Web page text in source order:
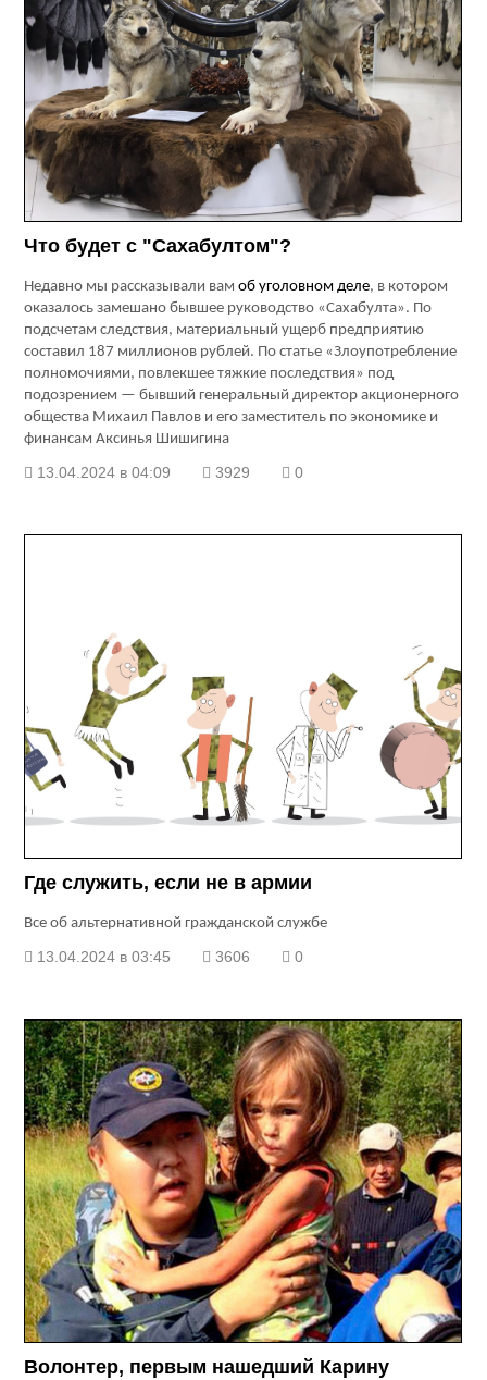
Что будет с "Сахабултом"?
Недавно мы рассказывали вамоб уголовном деле, в котором
оказалось замешано бывшее руководство «Сахабулта». По
подсчетам следствия, материальный ущерб предприятию
составил 187 миллионов рублей. По статье «Злоупотребление
полномочиями, повлекшее тяжкие последствия» под
подозрением — бывший генеральный директор акционерного
общества Михаил Павлов и его заместитель по экономике и
финансам Аксинья Шишигина
13.04.2024 в 04:09 3929 0
Где служить, если не в армии
Все об альтернативной гражданской службе
13.04.2024 в 03:45 3606 0
Волонтер, первым нашедший Карину